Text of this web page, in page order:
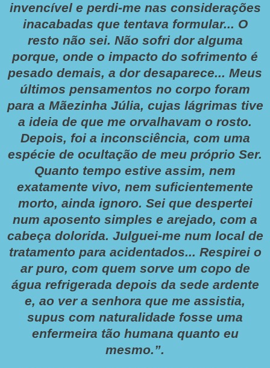
invencível e perdi-me nas considerações
inacabadas que tentava formular... O
resto não sei. Não sofri dor alguma
porque, onde o impacto do sofrimento é
pesado demais, a dor desaparece... Meus
últimos pensamentos no corpo foram
para a Mãezinha Júlia, cujas lágrimas tive
a ideia de que me orvalhavam o rosto.
Depois, foi a inconsciência, com uma
espécie de ocultação de meu próprio Ser.
Quanto tempo estive assim, nem
exatamente vivo, nem suficientemente
morto, ainda ignoro. Sei que despertei
num aposento simples e arejado, com a
cabeça dolorida. Julguei-me num local de
tratamento para acidentados... Respirei o
ar puro, com quem sorve um copo de
água refrigerada depois da sede ardente
e, ao ver a senhora que me assistia,
supus com naturalidade fosse uma
enfermeira tão humana quanto eu
mesmo.”.